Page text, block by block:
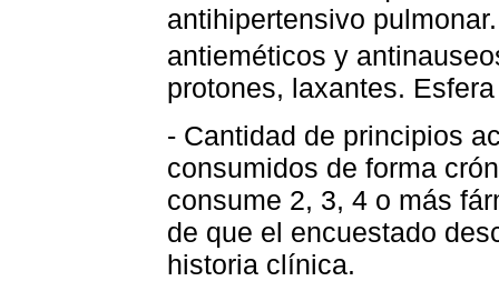
antihipertensivo
antieméticos y
protones, laxantes.
- Cantidad de principios
consumidos de forma
consume 2, 3, 4 o más
de que el encuestado
historia clínica.